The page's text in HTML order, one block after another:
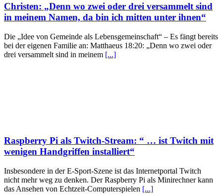
Christen: „Denn wo zwei oder drei versammelt sind
in meinem Namen, da bin ich mitten unter ihnen“
Die „Idee von Gemeinde als Lebensgemeinschaft“ – Es fängt bereits
bei der eigenen Familie an: Matthaeus 18:20: „Denn wo zwei oder
drei versammelt sind in meinem [...]
Raspberry Pi als Twitch-Stream: “ … ist Twitch mit
wenigen Handgriffen installiert“
Insbesondere in der E-Sport-Szene ist das Internetportal Twitch
nicht mehr weg zu denken. Der Raspberry Pi als Minirechner kann
das Ansehen von Echtzeit-Computerspielen [...]